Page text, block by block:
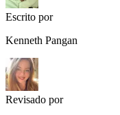
Escrito por
Kenneth Pangan
Revisado por